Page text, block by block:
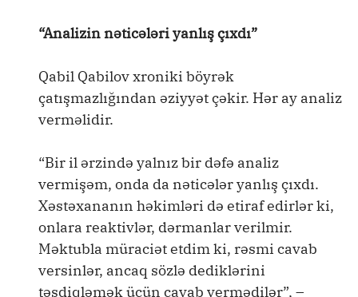
“Analizin nəticələri yanlış çıxdı”
Qabil Qabilov xroniki böyrək
çatışmazlığından əziyyət çəkir. Hər ay analiz
verməlidir.
“Bir il ərzində yalnız bir dəfə analiz
vermişəm, onda da nəticələr yanlış çıxdı.
Xəstəxananın həkimləri də etiraf edirlər ki,
onlara reaktivlər, dərmanlar verilmir.
Məktubla müraciət etdim ki, rəsmi cavab
versinlər, ancaq sözlə dediklərini
təsdiqləmək üçün cavab vermədilər”, –